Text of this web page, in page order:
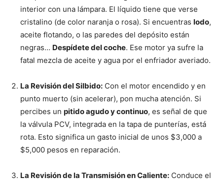
interior con una lámpara. El líquido tiene que verse
cristalino (de color naranja o rosa). Si encuentras lodo,
aceite flotando, o las paredes del depósito están
negras… Despídete del coche. Ese motor ya sufre la
fatal mezcla de aceite y agua por el enfriador averiado.
La Revisión del Silbido: Con el motor encendido y en
punto muerto (sin acelerar), pon mucha atención. Si
percibes un pitido agudo y continuo, es señal de que
la válvula PCV, integrada en la tapa de punterías, está
rota. Esto significa un gasto inicial de unos $3,000 a
$5,000 pesos en reparación.
La Revisión de la Transmisión en Caliente: Conduce el